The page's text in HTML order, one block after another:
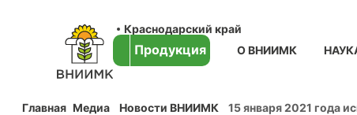
Краснодарский край
Продукция О ВНИИМК
Главная Медиа Новости ВНИИМК 15 января 2021 года